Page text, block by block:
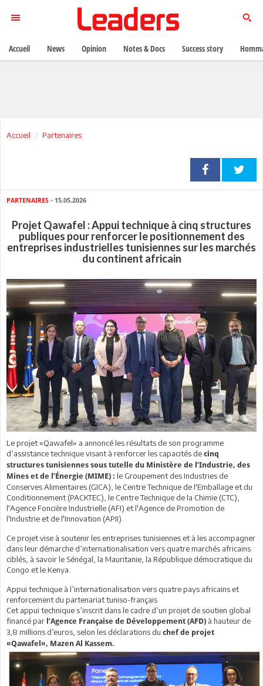
Accueil Partenaires
PARTENAIRES - 15.05.2026
Projet Qawafel : Appui technique à cinq structures
publiques pour renforcer le positionnement des
entreprises industrielles tunisiennes sur les marchés
du continent africain
Le projet «Qawafel» a annoncé les résultats de son programme
d’assistance technique visant à renforcer les capacités de cinq
structures tunisiennes sous tutelle du Ministère de l’Industrie, des
Mines et de l’Énergie (MIME) : le Groupement des Industries de
Conserves Alimentaires (GICA), le Centre Technique de l'Emballage et du
Conditionnement (PACKTEC), le Centre Technique de la Chimie (CTC),
l'Agence Foncière Industrielle (AFI) et l'Agence de Promotion de
l'Industrie et de l'Innovation (APII).
Ce projet vise à soutenir les entreprises tunisiennes et à les accompagner
dans leur démarche d’internationalisation vers quatre marchés africains
ciblés, à savoir le Sénégal, la Mauritanie, la République démocratique du
Congo et le Kenya.
Appui technique à l’internationalisation vers quatre pays africains et
renforcement du partenariat tuniso-français
Cet appui technique s’inscrit dans le cadre d’un projet de soutien global
financé par l’Agence Française de Développement (AFD) à hauteur de
3,8 millions d’euros, selon les déclarations du chef de projet
«Qawafel», Mazen Al Kassem.
Accueil News Opinion Notes & Docs Success story